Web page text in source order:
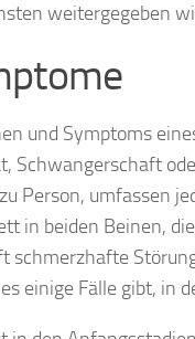
weitergegeben
und Symptoms
Schwangerschaft
Person, umfassen
in beiden Beinen,
schmerzhafte
einige Fälle gibt, in